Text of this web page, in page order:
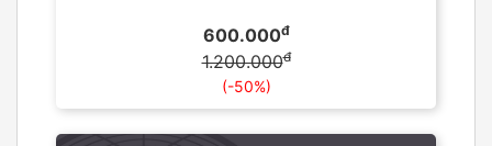
600.000đ
1.200.000đ
(-50%)